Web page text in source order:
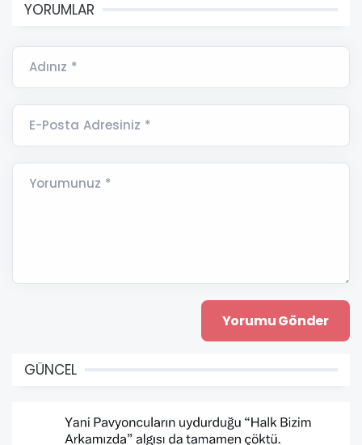
YORUMLAR
Adınız *
E-Posta Adresiniz *
Yorumunuz *
GÜNCEL